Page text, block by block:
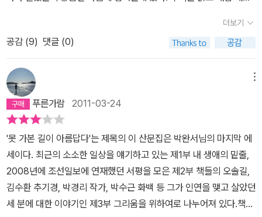
이 책은 조금 달랐다. 나 역시 이야기 속에 슬며시 발을 들여, 한 마디
쯤 보태도 괜찮을 것만 같은 기분이 들었다. 아마도 이 책에 담긴 몇
편의 영화에 대한 짤막한 감상과 그녀에게 영향을 준 여러 권의 책 이
야기 덕분에 거리감이 좁혀져서인 것 아닐까 싶다. 생각지도 않게 평
소 관심을 두고 있던 레이먼드 카버의 <대성당>이 불쑥 등장하여 반
가운 마음이 앞서 장바구니에 슬며시 담고, 언젠가 그 책을 펼쳐 들었
을 때 그때의 나는 또 어떤 감상을 얻게 될지 궁금해지면서 잠시 생각
은 삼천포로 빠지기도 했다. 실은, 꼬리에 꼬리를 물어 책 구경만 또
실컷 했지만, 그마저도 소소한 즐거움이었다. 지금의 젊음을 당연하
게 여기며 건방을 떠는 나 역시, 시간이 흐르면 번화가의 화려한 불빛
이 그저 어지럽게만 느껴질 날이 올 것이고, 목적지를 잃은 사람처럼
방향 감각을 잃고 헤매는 순간 또한 피할 수 없을 것이다. 세월의 흐름
사스런 면면을 더듬더듬하며 아이와의 만남을 기다렸다.그는 척하지
않는다. 스스로를 매사에 그렇게 어정쩡하고 적당히 비겁하다고 거듭
매도한다. 그가 그려내는 인물들은 그래서 다분히 복합적이고 실제적
그의 소설을 접해 보기를 권한다. 그의 소설을 읽는 것은 나를 읽고 너
를 읽고 우리를 이해하는 과정이다. 순수하면서도 야비하고 비겁하면
서도 과감하고 순박하면서도 비열할 수도 있는 그래서 정말 인간 같
은 인물들이 팔딱이는 그의 이야기 속에는 삶이 투영되어 있는 것이
아니라 그 이야기가 삶 속으로 비집고 들어올 것만 같은 두려움까지
들 정도이다. 소설을 읽으며 그 소설 속에 몰입하고 그 과정에서 나의
삶을 이해한다는 것은 대단한 도약이다. 가능할 것만 같으면서도 일
말의 작위성에 밀려 결국 나는 소설을 읽고 있다,는 명징한 깨달음의
한계의 철책을 저만치 밀어버리는 일은 그의 소설의 독특한 미학이
것도 모자라, 어린 시절엔 아버지를 여의고, 결혼한 뒤에는 남편과 아
들까지 연달아 떠나 보냈으니 말이다. 오랜 시간이 지난 뒤에도 여전
히 (내가) '살아낸 세상은 연륜으로도, 머리로도, 사랑으로도, 상식으
로도 이해 못 할 것 천지였다'고 써놓을 정도이니 나같은 사람은 그녀
의 삶이 얼마나 힘겨웠을지 짐작조차 하기 힘들다.그럼에도 불구하고
그녀의 삶이 꼭 불'행'하지는 않았던 것 같다. '못 가본 길이 더 아름답
다'고 불운 때문에 이루지 못한 그녀의 꿈을 못내 아쉬워하면서도, 그
녀는 아직 글을 쓸 수 있어서, 그리고 집 앞 마당을 가꿀수 있어서 매
일같이 기쁘다고 책에 적고 있다. 이처럼 '나목'에선 볼 수 없는 그녀
의 삶에 대한 애착 그리고 자연을 향한 따뜻한 시선은 책을 읽는 나마
저 기분좋게 한다.불'운'했지만 꼭 불'행'하지는 않았던 박완서의 삶은
'결핍'에 대해 다시 한 번 생각해 보게 한다. 결핍은 그 자체로는 반갑
더보기
공감 (9) 댓글 (0)
푸른가람 2011-03-24
'못 가본 길이 아름답다'는 제목의 이 산문집은 박완서님의 마지막 에
세이다. 최근의 소소한 일상을 얘기하고 있는 제1부 내 생애의 밑줄,
2008년에 조선일보에 연재했던 서평을 모은 제2부 책들의 오솔길,
김수환 추기경, 박경리 작가, 박수근 화백 등 그가 인연을 맺고 살았던
세 분에 대한 이야기인 제3부 그리움을 위하여로 나누어져 있다.책머